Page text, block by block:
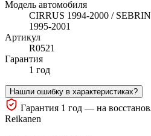
Модель автомобиля
CIRRUS 1994-2000 /
1995-2001
Артикул
R0521
Гарантия
1 год
Нашли ошибку в характеристиках?
Гарантия 1 год — на
Reikanen